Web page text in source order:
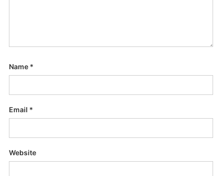
Name *
Email *
Website